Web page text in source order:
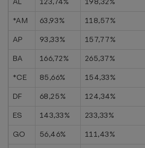
*AM
63,93% 118,57%
AP
93,33% 157,77%
BA
166,72% 265,37%
*CE
85,66% 154,33%
DF
68,25% 124,34%
ES
143,33% 233,33%
GO
56,46% 111,43%